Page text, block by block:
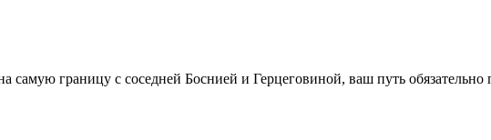
самую границу с соседней Боснией и Герцеговиной, ваш путь обязательно